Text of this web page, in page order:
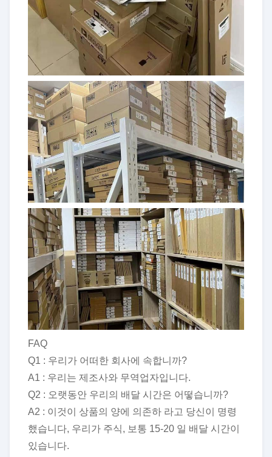
ADUC842BCPZ62-3
IC MCU 8BIT 62KB 플래시
56LFCSP
ADUC814BRUZ-REEL7
IC MCU 8BIT 8KB 플래시
28TSSOP
ADUCM322BBCZ
IC MCU 32BIT 256KB FLSH
96CSPBGA
ADUC7124BCPZ126
IC MCU 16/32B 126KB FLSH
64LFCSP
ADUC7021BCPZ62I
IC MCU 16/32B 62KB 플래시
40LFCSP
ADUCM361BCPZ128-R7
IC MCU 32BIT 128KB 플래시
48LFCSP
FAQ
Q1 : 우리가 어떠한 회사에 속합니까?
A1 : 우리는 제조사와 무역업자입니다.
Q2 : 오랫동안 우리의 배달 시간은 어떻습니까?
A2 : 이것이 상품의 양에 의존하 라고 당신이 명령
했습니다, 우리가 주식, 보통 15-20 일 배달 시간이
있습니다.